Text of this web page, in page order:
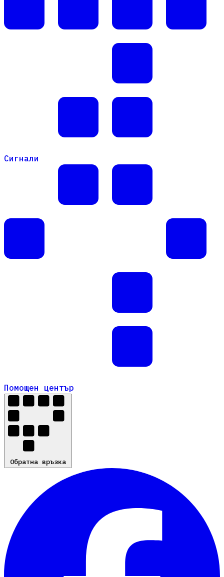
Сигнали
Помощен център
Помощен център
Обратна връзка
Обратна връзка